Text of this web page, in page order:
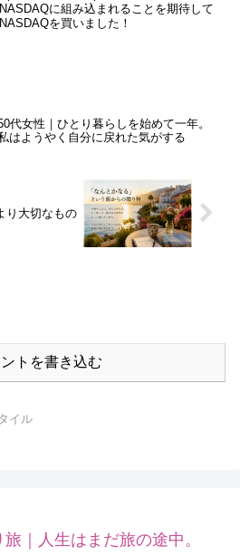
NASDAQに組み込まれることを期待して
NASDAQを買いました！
代女性｜ひとり暮らしを始めて一年。
はようやく自分に戻れた気がする
り大切なもの
トを書き込む
イル
｜人生はまだ旅の途中。